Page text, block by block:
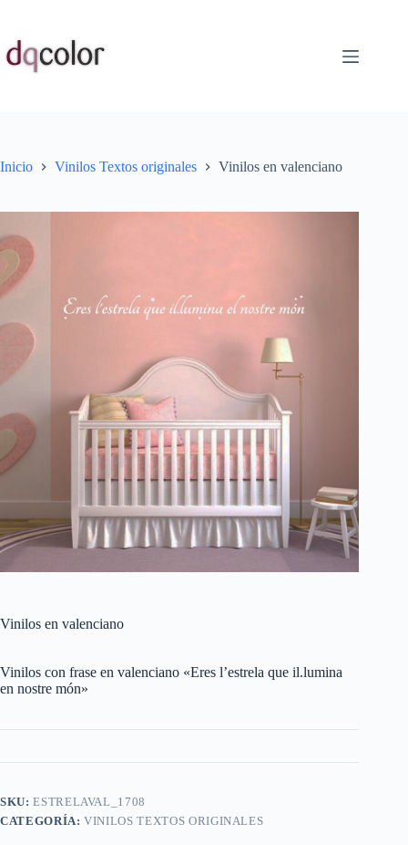
contenido
Inicio Vinilos Textos originales Vinilos en valenciano
Vinilos en valenciano
Vinilos con frase en valenciano «Eres l’estrela que il.lumina
en nostre món»
SKU:ESTRELAVAL_1708
CATEGORÍA:VINILOS TEXTOS ORIGINALES